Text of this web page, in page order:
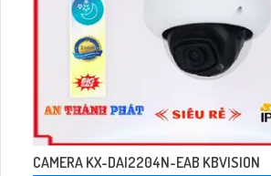
CAMERA KX-DAI2204N-EAB KBVISION